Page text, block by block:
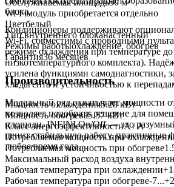
блока.
Кондиционеры поддерживают
Wi-Fi, совместимы с проводными
режиме охлаждения при температуре
низкотемпературного комплекта).
усилена функциями самодиагностики,
хладагента и устойчивостью к
Модельный ряд охватывает мощности
позволяет подобрать решение для
площади. INFINI On/Off — это
ценит стабильную работу, практичные
любое время года.
Обслуживаемая площадь50м²
Wi-Fiмодуль приобретается отдельно
Цветбелый
Тип внутреннего блоканастенный
Режимы работыохлаждение, обогрев
Гарантия36 месяцев
Производительность
Мощность охлаждения5.28кВт
Мощность обогрева5.57кВт
Класс энергоэффективностиA / A
Потребляемая мощность при
Потребляемая мощность при обогреве
Максимальный расход воздуха
Рабочая температура при охлаждении
Рабочая температура при обогреве-